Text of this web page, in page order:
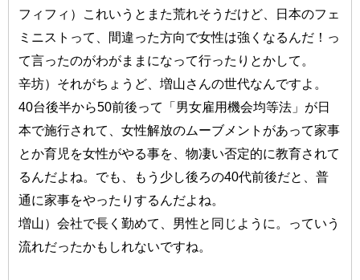
フィフィ）これいうとまた荒れそうだけど、日本のフェ
ミニストって、間違った方向で女性は強くなるんだ！っ
て言ったのがわがままになって行ったりとかして。
辛坊）それがちょうど、増山さんの世代なんですよ。
40台後半から50前後って「男女雇用機会均等法」が日
本で施行されて、女性解放のムーブメントがあって家事
とか育児を女性がやる事を、物凄い否定的に教育されて
るんだよね。でも、もう少し後ろの40代前後だと、普
通に家事をやったりするんだよね。
増山）会社で長く勤めて、男性と同じように。っていう
流れだったかもしれないですね。